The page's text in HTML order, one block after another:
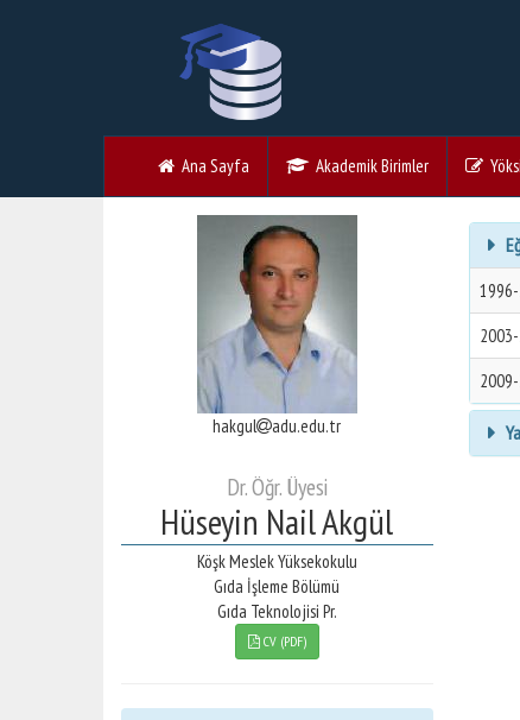
Ana Sayfa Akademik Birimler
hakgul adu.edu.tr
Dr. Öğr. Üyesi
Hüseyin Nail Akgül
Köşk Meslek Yüksekokulu
Gıda İşleme Bölümü
Gıda Teknolojisi Pr.
CV (PDF)